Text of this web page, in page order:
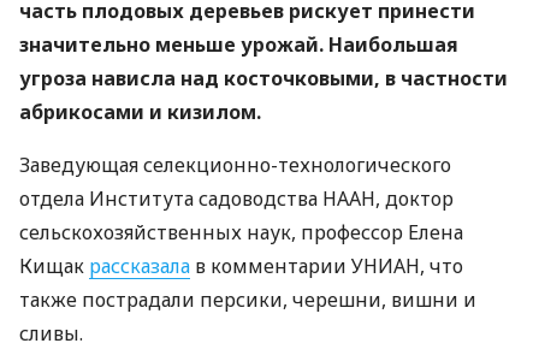
часть плодовых деревьев рискует принести
значительно меньше урожай. Наибольшая
угроза нависла над косточковыми, в частности
абрикосами и кизилом.
Заведующая селекционно-технологического
отдела Института садоводства НААН, доктор
сельскохозяйственных наук, профессор Елена
Кищак рассказала в комментарии УНИАН, что
также пострадали персики, черешни, вишни и
сливы.